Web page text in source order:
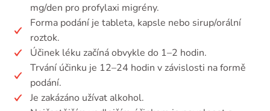
mg/den pro profylaxi migrény.
Forma podání je tableta, kapsle nebo sirup/orální
roztok.
Účinek léku začíná obvykle do 1–2 hodin.
Trvání účinku je 12–24 hodin v závislosti na formě
podání.
Je zakázáno užívat alkohol.